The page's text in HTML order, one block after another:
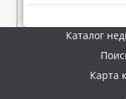
Каталог
Карта